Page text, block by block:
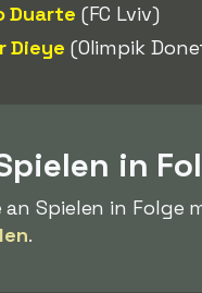
Duarte (FC Lviv)
Dieye (Olimpik
in
Spielen in Folge
.